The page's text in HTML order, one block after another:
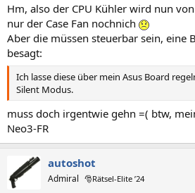
Hm, also der CPU Kühler wird nun
nur der Case Fan nochnich
Aber die müssen steuerbar sein, eine
besagt:
Ich lasse diese über mein Asus Board
Silent Modus.
muss doch irgentwie gehn =( btw,
Neo3-FR
autoshot
Admiral 🎅Rätsel-Elite ’24